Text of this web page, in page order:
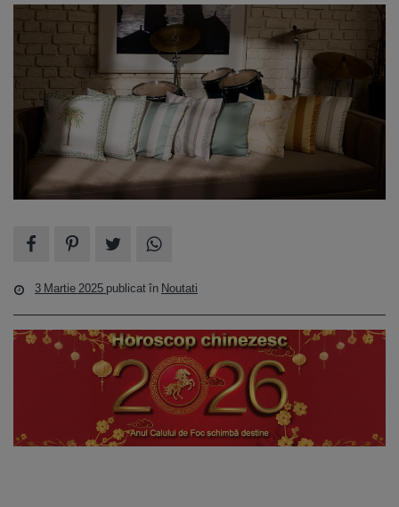
3 Martie 2025 publicat în Noutati